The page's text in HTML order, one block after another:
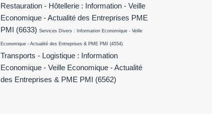
Restauration - Hôtellerie : Information - Veille
Economique - Actualité des Entreprises PME
PMI
(6633) Services Divers : Information Economique - Veille
Economique - Actualité des Entreprises & PME PMI (4554)
Transports - Logistique : Information
Economique - Veille Economique - Actualité
des Entreprises & PME PMI
(6562)